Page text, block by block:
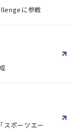
に参戦
スポーツエー